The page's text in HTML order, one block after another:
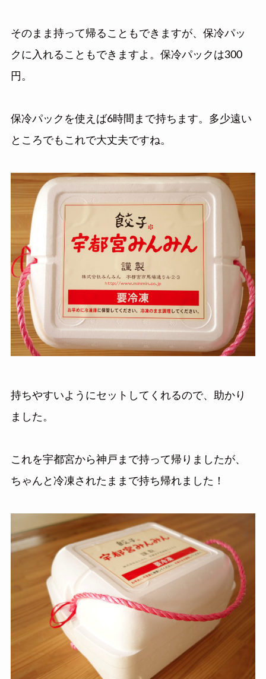
そのまま持って帰ることもできますが、保冷パッ
クに入れることもできますよ。保冷パックは300
円。
保冷パックを使えば6時間まで持ちます。多少遠い
ところでもこれで大丈夫ですね。
持ちやすいようにセットしてくれるので、助かり
ました。
これを宇都宮から神戸まで持って帰りましたが、
ちゃんと冷凍されたままで持ち帰れました！